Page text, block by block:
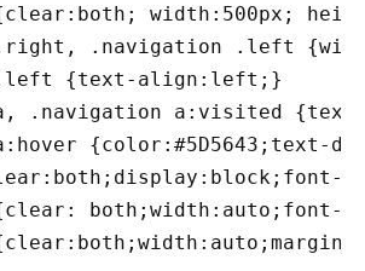
clear :both; width : 500px ;
, .navigation .left {
{text-align
, .navigation a :visited {
:hover {color : #5D5643 ; text-
:both; display :block; font-
clear : both; width :auto; font-
clear :both; width :auto; margin